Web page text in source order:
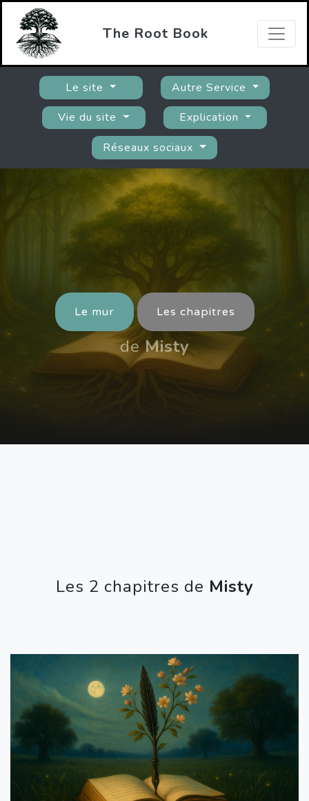
The Root Book
Le site
Autre Service
Vie du site
Explication
Réseaux sociaux
Le mur Les chapitres
deMisty
Les 2 chapitres de Misty